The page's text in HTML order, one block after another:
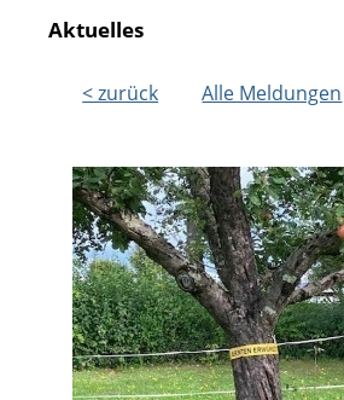
Aktuelles
< zurück Alle Meldungen